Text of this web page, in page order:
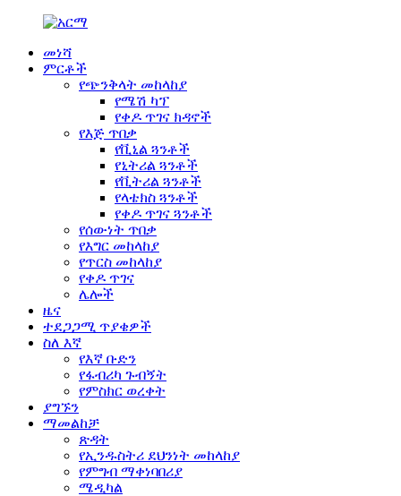
መነሻ
ምርቶች
የጭንቅላት መከላከያ
የሜሽ ካፕ
የቀዶ ጥገና ክዳኖች
የእጅ ጥበቃ
የቪኒል ጓንቶች
የኒትሪል ጓንቶች
የቪትሪል ጓንቶች
የላቴክስ ጓንቶች
የቀዶ ጥገና ጓንቶች
የሰውነት ጥበቃ
የእግር መከላከያ
የጥርስ መከላከያ
የቀዶ ጥገና
ሌሎች
ዜና
ተደጋጋሚ ጥያቄዎች
ስለ እኛ
የእኛ ቡድን
የፋብሪካ ጉብኝት
የምስክር ወረቀት
ያግኙን
ማመልከቻ
ጽዳት
የኢንዱስትሪ ደህንነት መከላከያ
የምግብ ማቀነባበሪያ
ሜዲካል